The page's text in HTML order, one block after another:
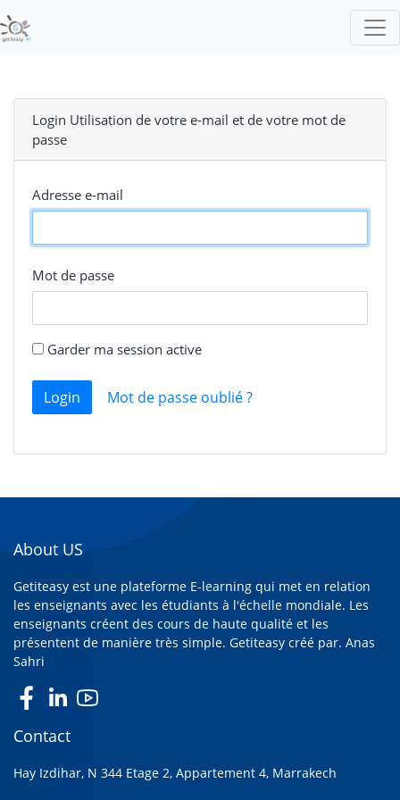
Login Utilisation de votre e-mail et de votre mot de
passe
Adresse e-mail
Mot de passe
Garder ma session active
Login Mot de passe oublié ?
About US
Getiteasy est une plateforme E-learning qui met en relation
les enseignants avec les étudiants à l'échelle mondiale. Les
enseignants créent des cours de haute qualité et les
présentent de manière très simple. Getiteasy créé par. Anas
Sahri
Contact
Hay Izdihar, N 344 Etage 2, Appartement 4, Marrakech